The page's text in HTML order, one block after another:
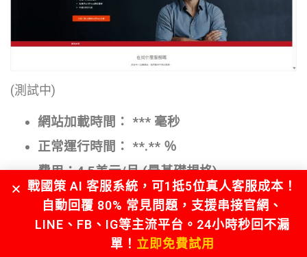
(測試中)
網站加載時間： *** 毫秒
正常運行時間： **.** ％
費用：4.5美元/月 (最基礎規格)
推薦程度： ** /10
官方網站：wanteasy.com.tw
網易資訊成立於2003年，致力於提供穩定與平
戰國策 AI 客服系統，可1抵5位真人客服成本！
自動回覆 80% 常見問題，支援串接官網、
LINE、FB、IG等主流平台。24小時秒回不漏
單！ 立即免費試用